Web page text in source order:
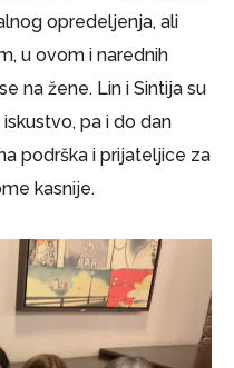
opredeljenja, ali
u ovom i narednih
na žene. Lin i Sintija su
pa i do dan
podrška i prijateljice za
kasnije.